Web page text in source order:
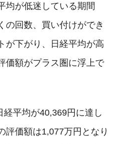
均が低迷している期間
の回数、買い付けができ
が下がり、日経平均が高
価額がプラス圏に浮上で
平均が40,369円に達し
評価額は1,077万円となり